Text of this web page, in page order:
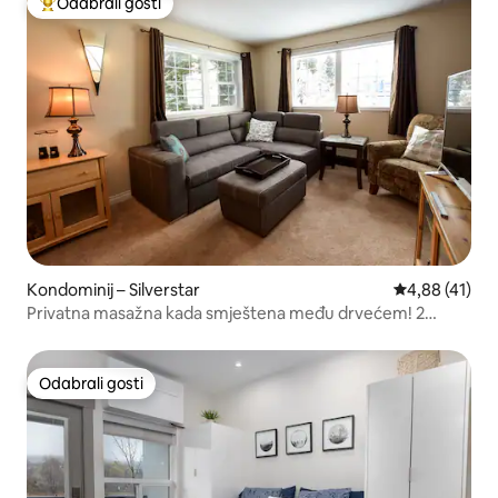
Među najviše rangiranima s oznakom „Odabrali gosti”
Kondominij – Silverstar Prosječna
4,88 (41)
Privatna masažna kada smještena među drvećem! 2
Odabrali gosti
Odabrali gosti